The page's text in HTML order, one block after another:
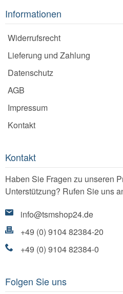
Informationen
Widerrufsrecht
Lieferung und Zahlung
Datenschutz
AGB
Impressum
Kontakt
Kontakt
Haben Sie Fragen zu unseren
Unterstützung? Rufen Sie uns
info@tsmshop24.de
+49 (0) 9104 82384-20
+49 (0) 9104 82384-0
Folgen Sie uns